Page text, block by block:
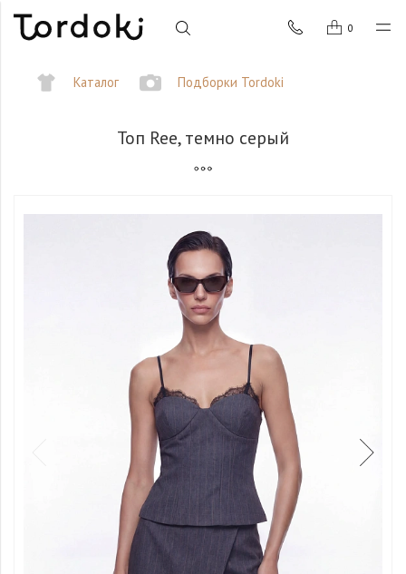
0
Каталог Подборки Tordoki
Топ Ree, темно серый